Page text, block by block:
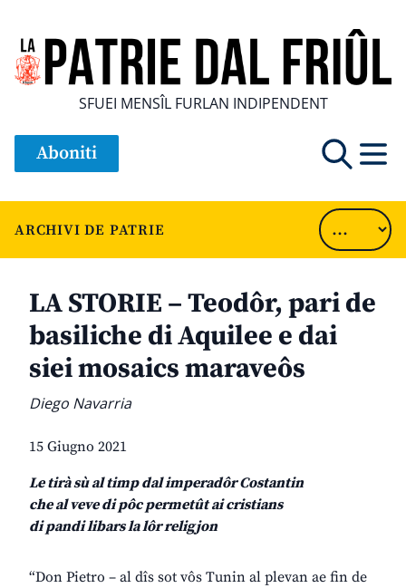
SFUEI MENSÎL FURLAN INDIPENDENT
Aboniti
ARCHIVI DE PATRIE
LA STORIE – Teodôr, pari de
basiliche di Aquilee e dai
siei mosaics maraveôs
Diego Navarria
15 Giugno 2021
Le tirà sù al timp dal imperadôr Costantin
che al veve di pôc permetût ai cristians
di pandi libars la lôr religjon
“Don Pietro – al dîs sot vôs Tunin al plevan ae fin de